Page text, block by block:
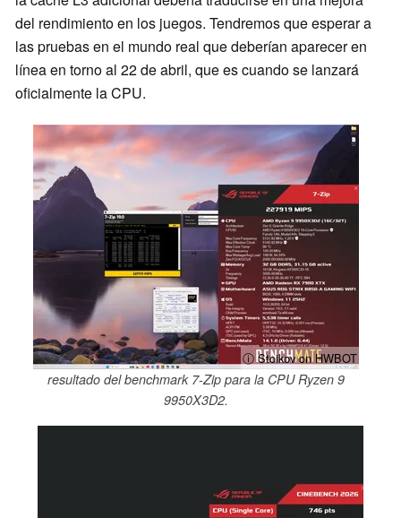
del rendimiento en los juegos. Tendremos que esperar a
las pruebas en el mundo real que deberían aparecer en
línea en torno al 22 de abril, que es cuando se lanzará
oficialmente la CPU.
ⓘ Stoikov on HWBOT
resultado del benchmark 7-Zip para la CPU Ryzen 9
9950X3D2.